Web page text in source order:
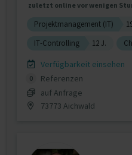
zuletzt online vor wenigen
Projektmanagement (IT)
IT-Controlling
12 J.
Verfügbarkeit einsehen
0
Referenzen
auf Anfrage
73773 Aichwald